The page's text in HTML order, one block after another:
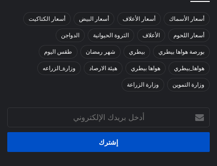
أسعار الأسماك أسعار الأعلاف أسعار البيض أسعار الكتاكيت
أسعار اللحوم الأعلاف الثروة الحيوانية الدواجن
بورصة هواها بيطري بيطري شهر رمضان طقس اليوم
هواها_بيطري هواها بيطري هيئة الارصاد وزارة_الزراعه
وزارة التموين وزارة الزراعة
بريدك
الإلكتروني